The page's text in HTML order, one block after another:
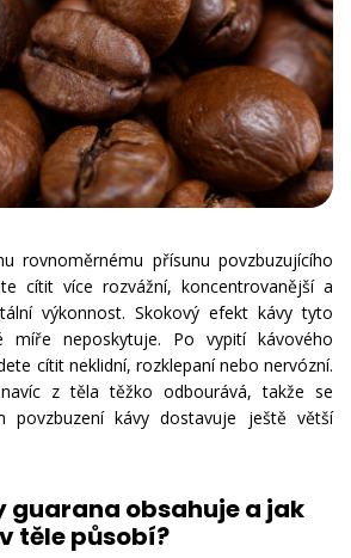
rovnoměrnému přísunu povzbuzujícího
cítit více rozvážní, koncentrovanější a
výkonnost. Skokový efekt kávy tyto
míře neposkytuje. Po vypití kávového
cítit neklidní, rozklepaní nebo nervózní.
z těla těžko odbourává, takže se
povzbuzení kávy dostavuje ještě větší
guarana obsahuje a jak
v těle působí?